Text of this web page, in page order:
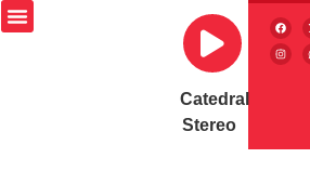
Catedral
Stereo